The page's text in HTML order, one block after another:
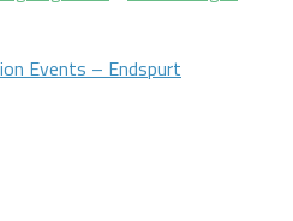
Events – Endspurt